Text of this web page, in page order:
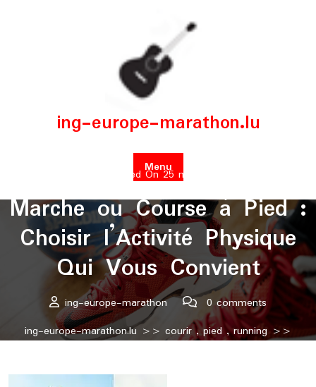
ing-europe-marathon.lu
Menu
Posted On 25 mai 2026
Marche ou Course à Pied :
Choisir l’Activité Physique
Qui Vous Convient
ing-europe-marathon
0 comments
ing-europe-marathon.lu>> courir,pied ,running >>